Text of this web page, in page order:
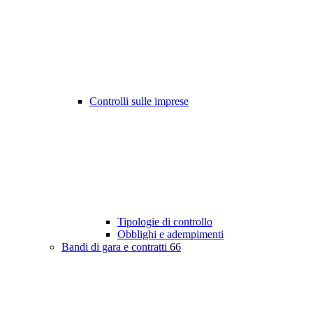
Controlli sulle imprese
Tipologie di controllo
Obblighi e adempimenti
Bandi di gara e contratti 66